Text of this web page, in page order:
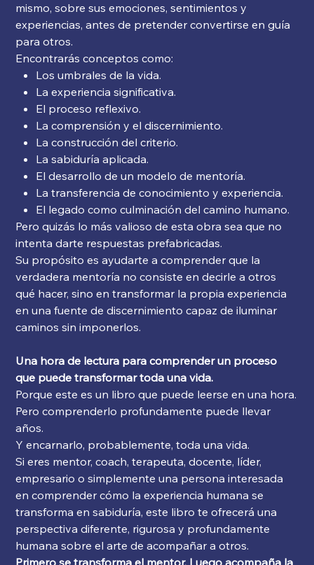
mismo, sobre sus emociones, sentimientos y
experiencias, antes de pretender convertirse en guía
para otros.
Encontrarás conceptos como:
Los umbrales de la vida.
La experiencia significativa.
El proceso reflexivo.
La comprensión y el discernimiento.
La construcción del criterio.
La sabiduría aplicada.
El desarrollo de un modelo de mentoría.
La transferencia de conocimiento y experiencia.
El legado como culminación del camino humano.
Pero quizás lo más valioso de esta obra sea que no
intenta darte respuestas prefabricadas.
Su propósito es ayudarte a comprender que la
verdadera mentoría no consiste en decirle a otros
qué hacer, sino en transformar la propia experiencia
en una fuente de discernimiento capaz de iluminar
caminos sin imponerlos.
Una hora de lectura para comprender un proceso
que puede transformar toda una vida.
Porque este es un libro que puede leerse en una hora.
Pero comprenderlo profundamente puede llevar
años.
Y encarnarlo, probablemente, toda una vida.
Si eres mentor, coach, terapeuta, docente, líder,
empresario o simplemente una persona interesada
en comprender cómo la experiencia humana se
transforma en sabiduría, este libro te ofrecerá una
perspectiva diferente, rigurosa y profundamente
humana sobre el arte de acompañar a otros.
Primero se transforma el mentor. Luego acompaña la